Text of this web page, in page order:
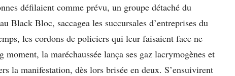
défilaient comme prévu, un groupe détaché du
Black Bloc, saccagea les succursales d’entreprises du
les cordons de policiers qui leur faisaient face ne
moment, la maréchaussée lança ses gaz lacrymogènes et
la manifestation, dès lors brisée en deux. S’ensuivirent